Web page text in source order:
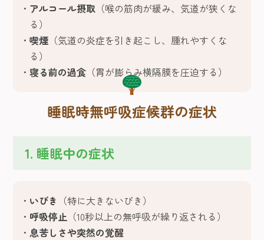
アルコール摂取 （喉の筋肉が緩み、気道が狭くな
る）
喫煙 （気道の炎症を引き起こし、腫れやすくな
る）
寝る前の過食 （胃が膨らみ横隔膜を圧迫する）
睡眠時無呼吸症候群の症状
1. 睡眠中の症状
いびき （特に大きないびき）
呼吸停止 （10秒以上の無呼吸が繰り返される）
息苦しさや突然の覚醒